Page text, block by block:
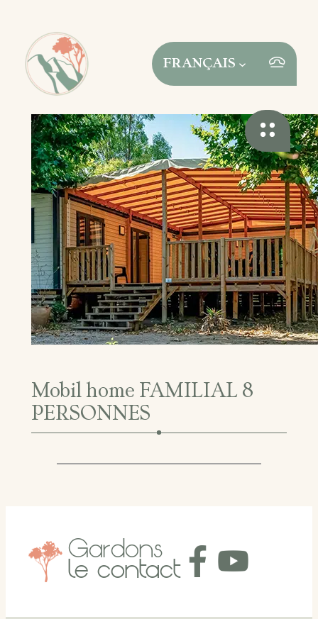
FRANÇAIS
Mobil home FAMILIAL 8
PERSONNES
Gardons
le contact